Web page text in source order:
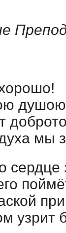
душою
мы
узрит